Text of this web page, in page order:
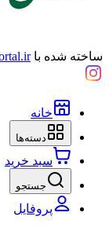
ساخته شده با
خانه
دسته‌ها
سبد خرید
جستجو
پروفایل